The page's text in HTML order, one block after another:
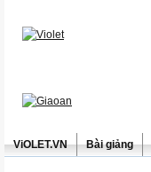
ViOLET.VN Bài giảng